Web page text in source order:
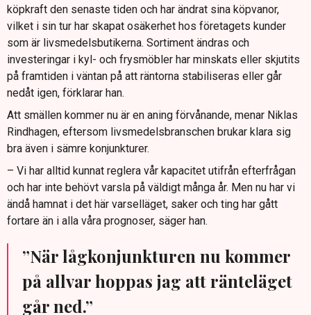
köpkraft den senaste tiden och har ändrat sina köpvanor,
vilket i sin tur har skapat osäkerhet hos företagets kunder
som är livsmedelsbutikerna. Sortiment ändras och
investeringar i kyl- och frysmöbler har minskats eller skjutits
på framtiden i väntan på att räntorna stabiliseras eller går
nedåt igen, förklarar han.
Att smällen kommer nu är en aning förvånande, menar Niklas
Rindhagen, eftersom livsmedelsbranschen brukar klara sig
bra även i sämre konjunkturer.
– Vi har alltid kunnat reglera vår kapacitet utifrån efterfrågan
och har inte behövt varsla på väldigt många år. Men nu har vi
ändå hamnat i det här varselläget, saker och ting har gått
fortare än i alla våra prognoser, säger han.
”När lågkonjunkturen nu kommer
på allvar hoppas jag att ränteläget
går ned.”